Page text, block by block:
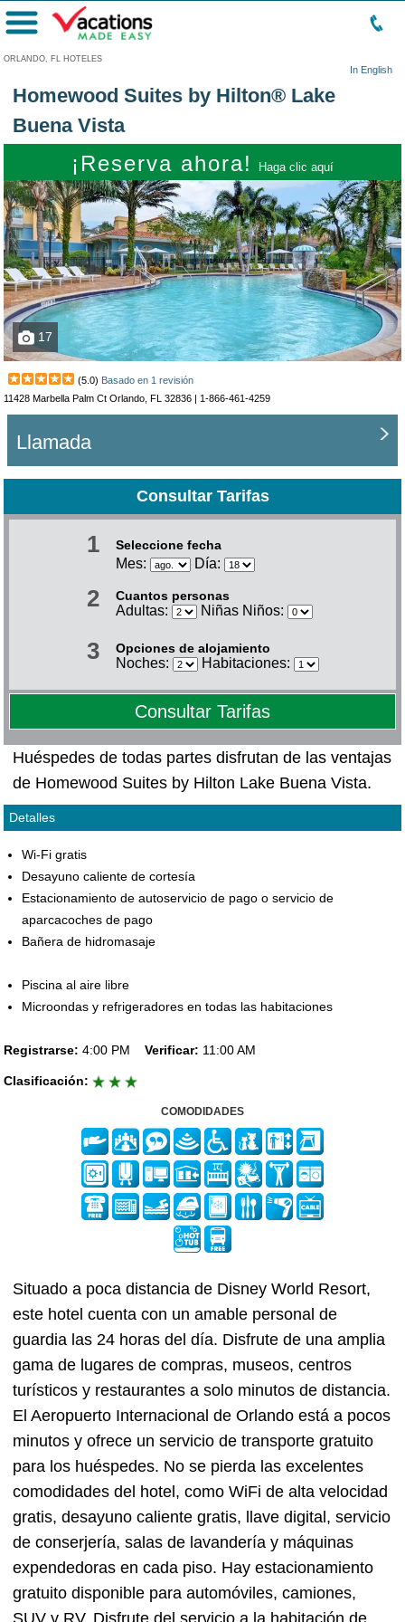
ORLANDO, FL HOTELES
In English
Menú
Homewood Suites by Hilton® Lake
Buena Vista
¡Reserva ahora! Haga clic aquí
17
(5.0) Basado en 1 revisión
11428 Marbella Palm Ct Orlando, FL 32836 | 1-866-461-4259
Llamada
Consultar Tarifas
1 Seleccione fecha
Mes: Día:
2 Cuantos personas
Adultas: Niñas Niños:
3 Opciones de alojamiento
Noches: Habitaciones:
Consultar Tarifas
Huéspedes de todas partes disfrutan de las ventajas
de Homewood Suites by Hilton Lake Buena Vista.
Detalles
Wi-Fi gratis
Desayuno caliente de cortesía
Estacionamiento de autoservicio de pago o servicio de
aparcacoches de pago
Bañera de hidromasaje
Piscina al aire libre
Microondas y refrigeradores en todas las habitaciones
Registrarse: 4:00 PM Verificar: 11:00 AM
Clasificación:
COMODIDADES
Situado a poca distancia de Disney World Resort,
este hotel cuenta con un amable personal de
guardia las 24 horas del día. Disfrute de una amplia
gama de lugares de compras, museos, centros
turísticos y restaurantes a solo minutos de distancia.
El Aeropuerto Internacional de Orlando está a pocos
minutos y ofrece un servicio de transporte gratuito
para los huéspedes. No se pierda las excelentes
comodidades del hotel, como WiFi de alta velocidad
gratis, desayuno caliente gratis, llave digital, servicio
de conserjería, salas de lavandería y máquinas
expendedoras en cada piso. Hay estacionamiento
gratuito disponible para automóviles, camiones,
SUV y RV. Disfrute del servicio a la habitación de